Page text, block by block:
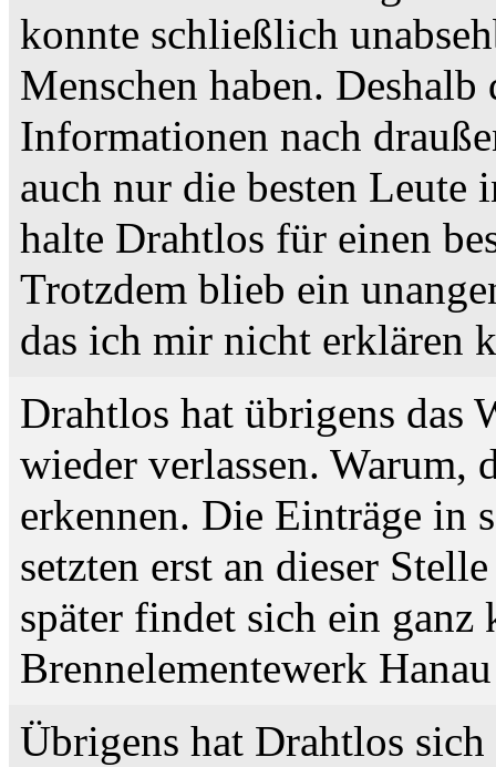
konnte schließlich
Menschen haben.
Informationen nach
auch nur die besten Leute
halte Drahtlos für einen
Trotzdem blieb ein
das ich mir nicht erklären
Drahtlos hat übrigens das
wieder verlassen. Warum,
erkennen. Die Einträge in
setzten erst an dieser
später findet sich ein ganz
Brennelementewerk
Übrigens hat Drahtlos